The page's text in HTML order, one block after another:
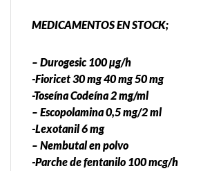
MEDICAMENTOS EN STOCK;
– Durogesic 100 µg/h
-Fioricet 30 mg 40 mg 50 mg
-Toseína Codeína 2 mg/ml
– Escopolamina 0,5 mg/2 ml
-Lexotanil 6 mg
– Nembutal en polvo
-Parche de fentanilo 100 mcg/h